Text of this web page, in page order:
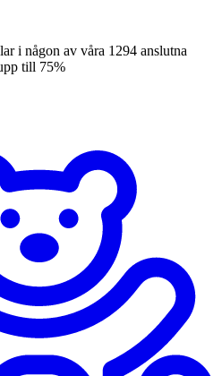
i någon av våra 1294 anslutna
till 75%